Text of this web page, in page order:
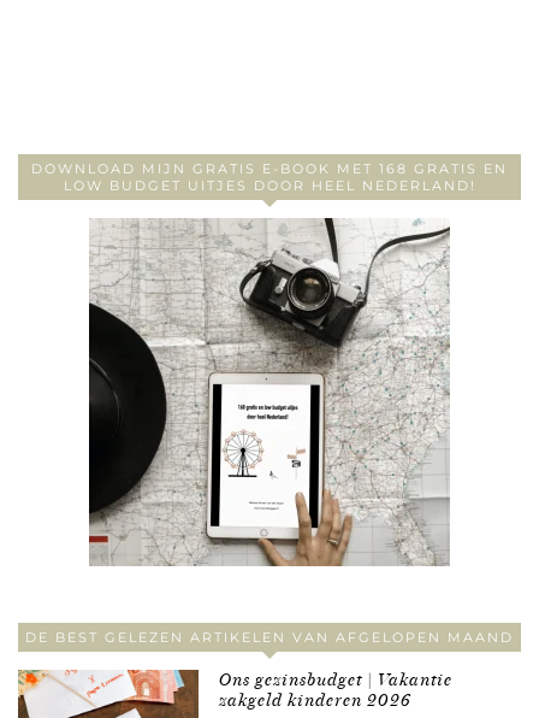
DOWNLOAD MIJN GRATIS E-BOOK MET 168 GRATIS EN
LOW BUDGET UITJES DOOR HEEL NEDERLAND!
DE BEST GELEZEN ARTIKELEN VAN AFGELOPEN MAAND
Ons gezinsbudget | Vakantie
zakgeld kinderen 2026